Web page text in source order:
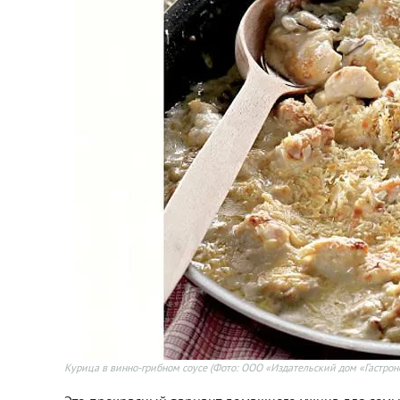
Курица в винно-грибном соусе(Фото: ООО «Издательский дом